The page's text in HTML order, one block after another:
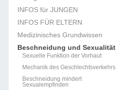
INFOS für JUNGEN
INFOS FÜR ELTERN
Medizinisches Grundwissen
Beschneidung und Sexualität
Sexuelle Funktion der Vorhaut
Mechanik des Geschlechtsverkehrs
Beschneidung mindert
Sexualempfinden